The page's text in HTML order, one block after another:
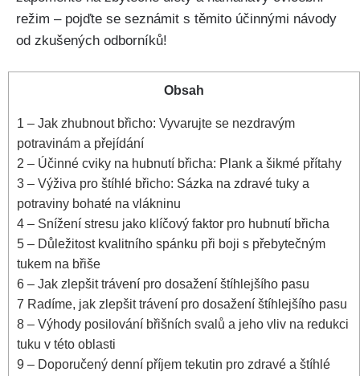
režim – pojďte se seznámit s těmito účinnými návody
od​ zkušených​ odborníků!
Obsah
1 – Jak zhubnout břicho: ⁢Vyvarujte se nezdravým
potravinám a přejídání
2 – Účinné ⁣cviky na hubnutí břicha: Plank a šikmé ⁤přítahy
3 – Výživa ‍pro⁣ štíhlé břicho: Sázka⁢ na zdravé tuky a
potraviny bohaté na⁤ vlákninu
4 – ⁣Snížení‌ stresu jako klíčový ⁣faktor pro ​hubnutí břicha
5 – Důležitost‌ kvalitního spánku při boji s přebytečným
tukem na břiše
6 – Jak zlepšit trávení ⁤pro‍ dosažení štíhlejšího pasu
7 Radíme,‍ jak zlepšit trávení pro dosažení ⁣štíhlejšího pasu
8 – Výhody posilování břišních svalů ⁢a jeho ‍vliv na ​redukci
tuku v ​této ⁢oblasti
9 – ‍Doporučený denní ⁣příjem ⁤tekutin pro zdravé a štíhlé⁢